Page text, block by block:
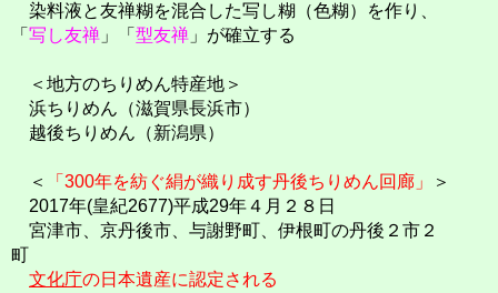
染料液と友禅糊を混合した写し糊（色糊）を作り、
「 写し友禅 」「 型友禅 」が確立する
＜地方のちりめん特産地＞
浜ちりめん（滋賀県長浜市）
越後ちりめん（新潟県）
＜ 「300年を紡ぐ絹が織り成す丹後ちりめん回廊」
＞
2017年(皇紀2677)平成29年４月２８日
宮津市、京丹後市、与謝野町、伊根町の丹後２市２
町
文化庁の日本遺産に認定される